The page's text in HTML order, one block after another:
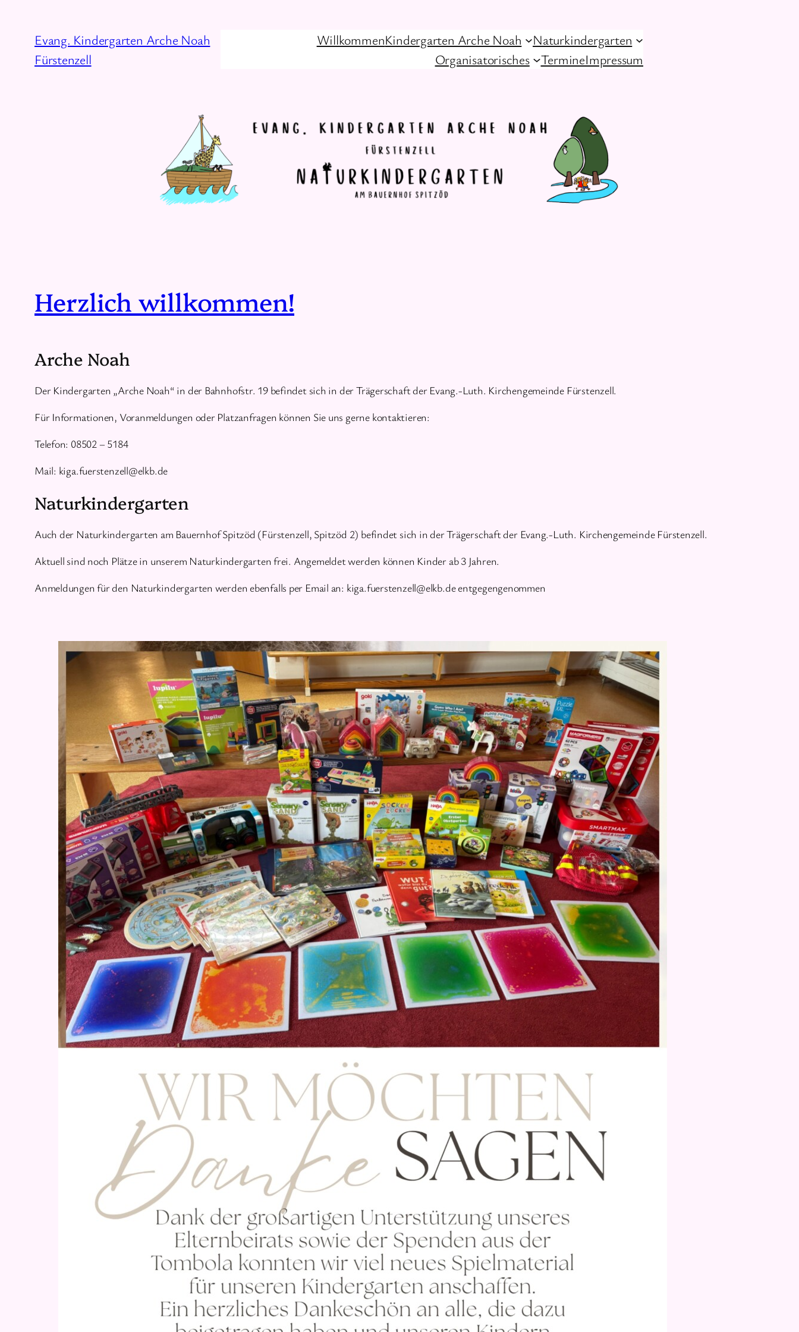
springen
Evang. Kindergarten Arche Noah
Fürstenzell
WillkommenKindergarten Arche Noah
Naturkindergarten
Organisatorisches
TermineImpressum
Herzlich willkommen!
Arche Noah
Der Kindergarten „Arche Noah“ in der Bahnhofstr. 19 befindet sich in der Trägerschaft der Evang.-Luth. Kirchengemeinde Fürstenzell.
Für Informationen, Voranmeldungen oder Platzanfragen können Sie uns gerne kontaktieren:
Telefon: 08502 – 5184
Mail: kiga.fuerstenzell@elkb.de
Naturkindergarten
Auch der Naturkindergarten am Bauernhof Spitzöd (Fürstenzell, Spitzöd 2) befindet sich in der Trägerschaft der Evang.-Luth. Kirchengemeinde Fürstenzell.
Aktuell sind noch Plätze in unserem Naturkindergarten frei. Angemeldet werden können Kinder ab 3 Jahren.
Anmeldungen für den Naturkindergarten werden ebenfalls per Email an: kiga.fuerstenzell@elkb.de entgegengenommen